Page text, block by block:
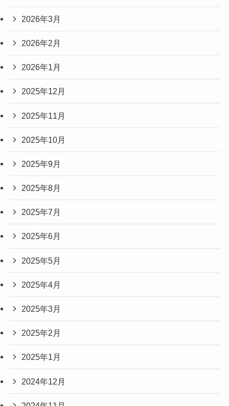
2026年3月
2026年2月
2026年1月
2025年12月
2025年11月
2025年10月
2025年9月
2025年8月
2025年7月
2025年6月
2025年5月
2025年4月
2025年3月
2025年2月
2025年1月
2024年12月